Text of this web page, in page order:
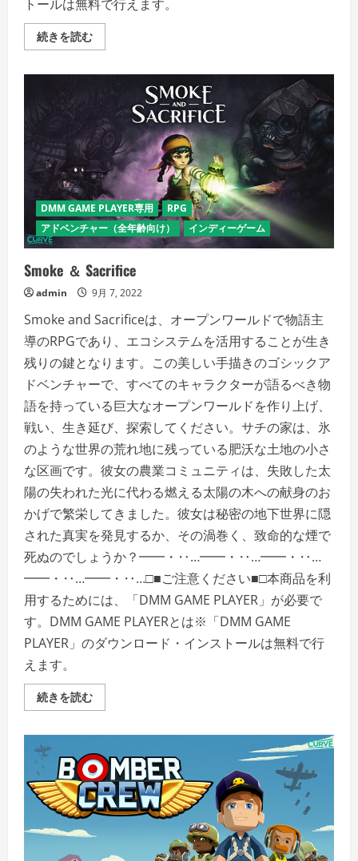
トールは無料で行えます。
続きを読むWhen
Ski
Wrong
を
ご
覧
く
だ
さ
い
DMM GAME PLAYER専用
RPG
アドベンチャー（全年齢向け）
インディーゲーム
Smoke ＆ Sacrifice
admin 9月 7, 2022
Smoke and Sacrificeは、オープンワールドで物語主
導のRPGであり、エコシステムを活用することが生き
残りの鍵となります。この美しい手描きのゴシックア
ドベンチャーで、すべてのキャラクターが語るべき物
語を持っている巨大なオープンワールドを作り上げ、
戦い、生き延び、探索してください。サチの家は、氷
のような世界の荒れ地に残っている肥沃な土地の小さ
な区画です。彼女の農業コミュニティは、失敗した太
陽の失われた光に代わる燃える太陽の木への献身のお
かげで繁栄してきました。彼女は秘密の地下世界に隠
された真実を発見するか、その渦巻く、致命的な煙で
死ぬのでしょうか？━━・‥…━━・‥…━━・‥…
━━・‥…━━・‥…□■ご注意ください■□本商品を利
用するためには、「DMM GAME PLAYER」が必要で
す。DMM GAME PLAYERとは※「DMM GAME
PLAYER」のダウンロード・インストールは無料で行
えます。
続きを読むSmoke
＆
細
を
ご
覧
く
だ
さ